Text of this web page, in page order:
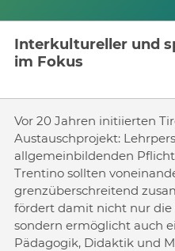
Interkultureller und
im Fokus
Vor 20 Jahren initiierten
Austauschprojekt:
allgemeinbildenden
Trentino sollten
grenzüberschreitend
fördert damit nicht nur
sondern ermöglicht auch
Pädagogik, Didaktik und